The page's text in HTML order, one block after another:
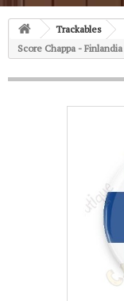
Trackables
Score Chappa - Finlandia